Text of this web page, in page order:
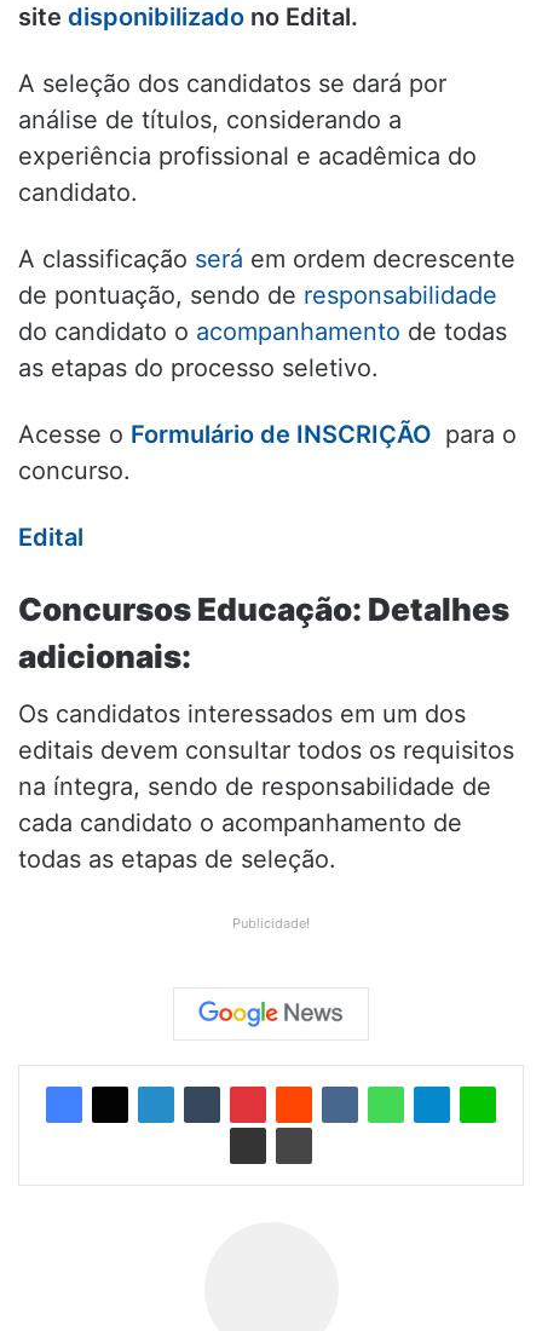
site disponibilizado no Edital.
A seleção dos candidatos se dará por
análise de títulos, considerando a
experiência profissional e acadêmica do
candidato.
A classificação será em ordem decrescente
de pontuação, sendo de responsabilidade
do candidato o acompanhamento de todas
as etapas do processo seletivo.
Acesse o Formulário de INSCRIÇÃO para o
concurso.
Edital
Concursos Educação: Detalhes
adicionais:
Os candidatos interessados em um dos
editais devem consultar todos os requisitos
na íntegra, sendo de responsabilidade de
cada candidato o acompanhamento de
todas as etapas de seleção.
Publicidade!